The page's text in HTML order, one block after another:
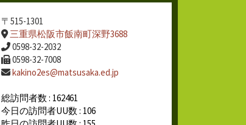
〒515-1301
三重県松阪市飯南町深野3688
0598-32-2032
0598-32-7008
kakino2es@matsusaka.ed.jp
総訪問者数 : 162461
今日の訪問者UU数 : 106